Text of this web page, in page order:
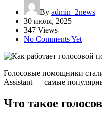
By admin_2news
30 июля, 2025
347 Views
No Comments Yet
Голосовые помощники
Assistant — самые
Что такое